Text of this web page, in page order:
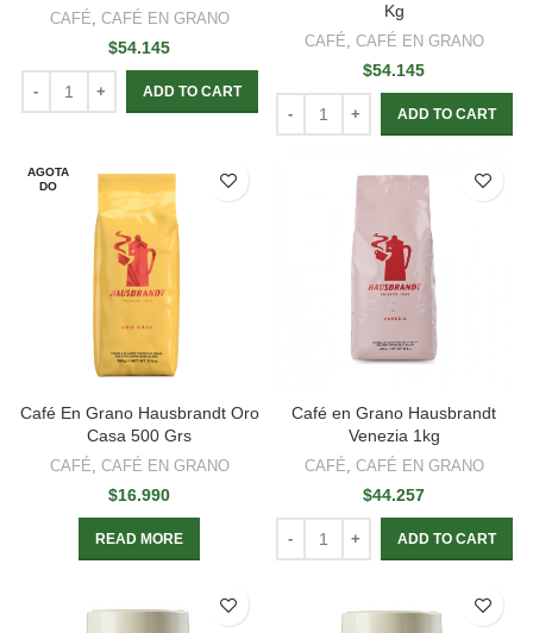
CAFÉ, CAFÉ EN GRANO
$54.145
ADD TO CART
Kg
CAFÉ, CAFÉ EN GRANO
$54.145
ADD TO CART
AGOTA
DO
Café En Grano Hausbrandt Oro
Casa 500 Grs
CAFÉ, CAFÉ EN GRANO
$16.990
READ MORE
Café en Grano Hausbrandt
Venezia 1kg
CAFÉ, CAFÉ EN GRANO
$44.257
ADD TO CART